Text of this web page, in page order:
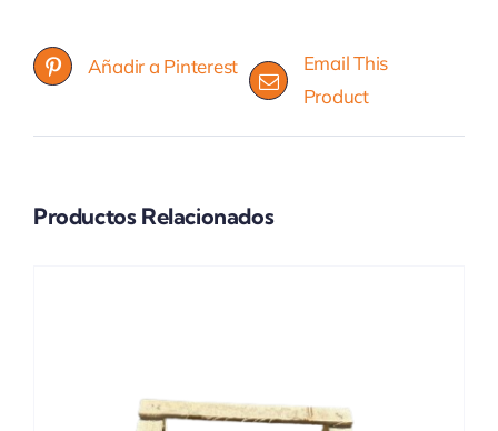
Añadir a Pinterest
Email This
Product
Productos Relacionados